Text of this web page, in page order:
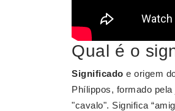
Qual é o
Significado e origem
Phílippos, formado
"cavalo". Significa